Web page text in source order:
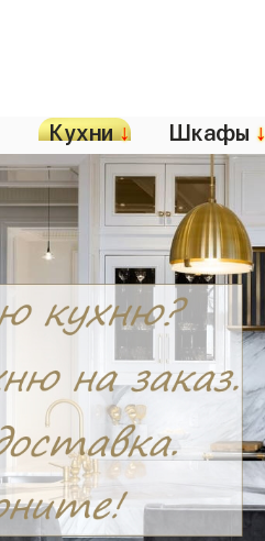
Кухни↓ Шкафы ↓